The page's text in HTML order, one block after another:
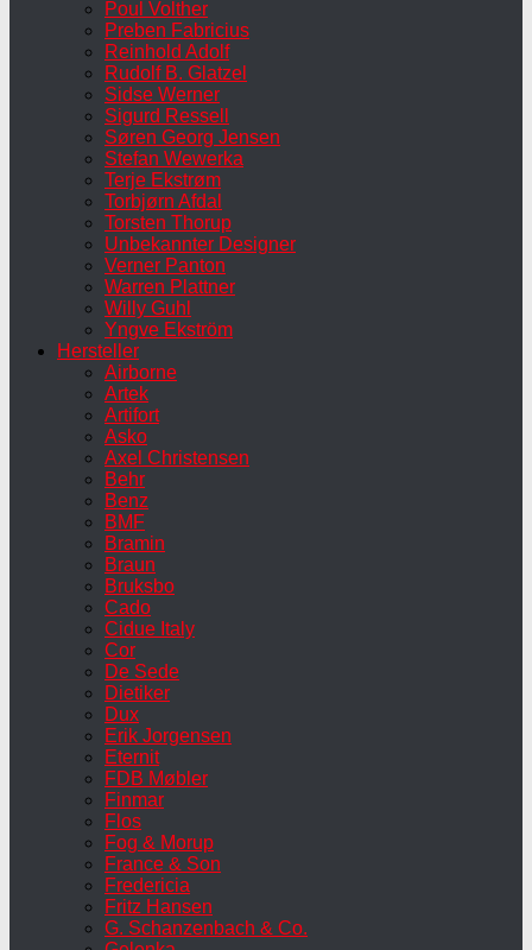
Poul Volther
Preben Fabricius
Reinhold Adolf
Rudolf B. Glatzel
Sidse Werner
Sigurd Ressell
Søren Georg Jensen
Stefan Wewerka
Terje Ekstrøm
Torbjørn Afdal
Torsten Thorup
Unbekannter Designer
Verner Panton
Warren Plattner
Willy Guhl
Yngve Ekström
Hersteller
Airborne
Artek
Artifort
Asko
Axel Christensen
Behr
Benz
BMF
Bramin
Braun
Bruksbo
Cado
Cidue Italy
Cor
De Sede
Dietiker
Dux
Erik Jorgensen
Eternit
FDB Møbler
Finmar
Flos
Fog & Morup
France & Son
Fredericia
Fritz Hansen
G. Schanzenbach & Co.